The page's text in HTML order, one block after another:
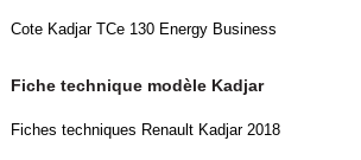
Cote Kadjar TCe 130 Energy Business
Fiche technique modèle Kadjar
Fiches techniques Renault Kadjar 2018